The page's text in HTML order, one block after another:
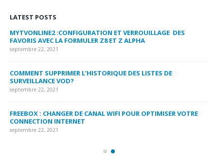
LATEST POSTS
MYTVONLINE2 :CONFIGURATION ET VERROUILLAGE DES
FAVORIS AVEC LA FORMULER Z8 ET Z ALPHA
septembre 22, 2021
COMMENT SUPPRIMER L’HISTORIQUE DES LISTES DE
SURVEILLANCE VOD?
septembre 22, 2021
FREEBOX : CHANGER DE CANAL WIFI POUR OPTIMISER VOTRE
CONNECTION INTERNET
septembre 22, 2021